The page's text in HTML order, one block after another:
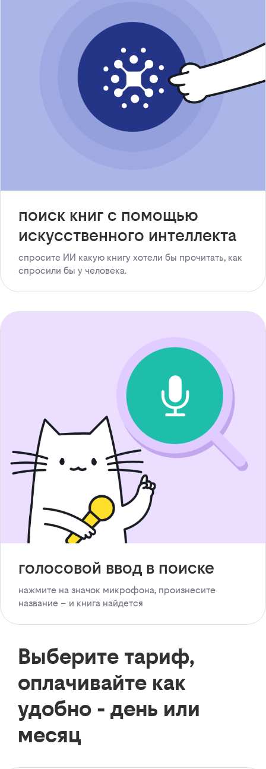
поиск книг с помощью
искусственного интеллекта
спросите ИИ какую книгу хотели бы прочитать, как
спросили бы у человека.
голосовой ввод в поиске
нажмите на значок микрофона, произнесите
название – и книга найдется
Выберите тариф,
оплачивайте как
удобно - день или
месяц